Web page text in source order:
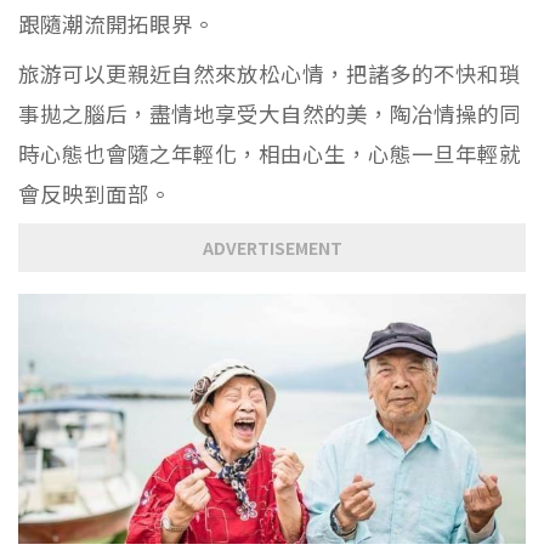
跟隨潮流開拓眼界。
旅游可以更親近自然來放松心情，把諸多的不快和瑣
事拋之腦后，盡情地享受大自然的美，陶冶情操的同
時心態也會隨之年輕化，相由心生，心態一旦年輕就
會反映到面部。
ADVERTISEMENT